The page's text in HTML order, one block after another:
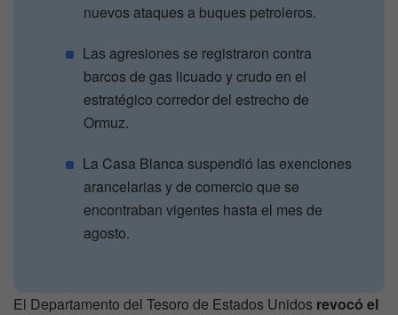
nuevos ataques a buques petroleros.
Las agresiones se registraron contra
barcos de gas licuado y crudo en el
estratégico corredor del estrecho de
Ormuz.
La Casa Blanca suspendió las exenciones
arancelarias y de comercio que se
encontraban vigentes hasta el mes de
agosto.
El Departamento del Tesoro de Estados Unidos revocó el